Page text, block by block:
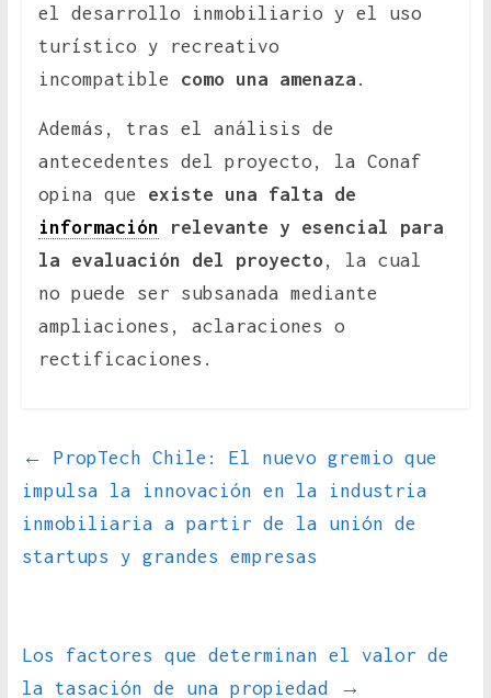
el desarrollo inmobiliario y el uso
turístico y recreativo
incompatible como una amenaza .
Además, tras el análisis de
antecedentes del proyecto, la Conaf
opina que existe una falta de
información relevante y esencial para
la evaluación del proyecto , la cual
no puede ser subsanada mediante
ampliaciones, aclaraciones o
rectificaciones.
←
PropTech Chile: El nuevo gremio que
impulsa la innovación en la industria
inmobiliaria a partir de la unión de
startups y grandes empresas
Los factores que determinan el valor de
la tasación de una propiedad
→